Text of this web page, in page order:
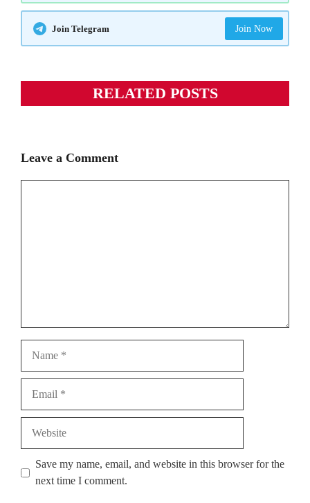
Join Telegram Join Now
RELATED POSTS
Leave a Comment
Save my name, email, and website in this browser for the
next time I comment.